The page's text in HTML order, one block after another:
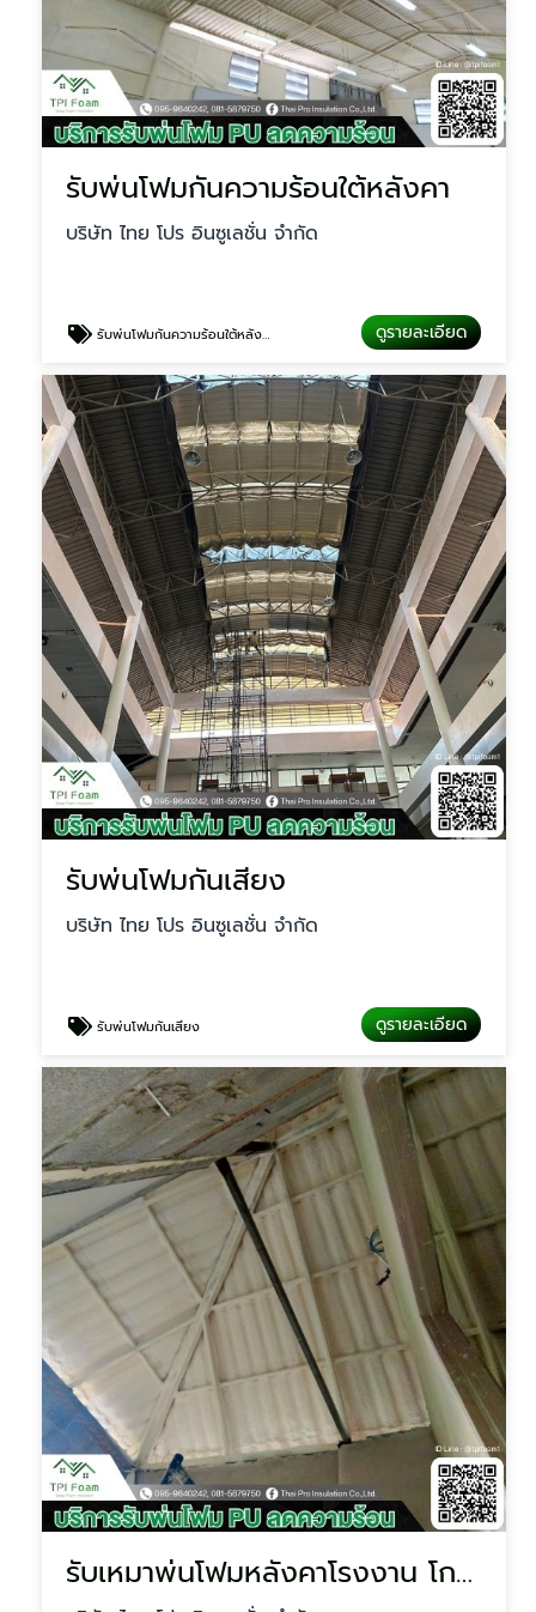
รับพ่นโฟมกันความร้อนใต้หลังคา
บริษัท ไทย โปร อินซูเลชั่น จำกัด
รับพ่นโฟมกันความร้อนใต้หลังคา ดูรายละเอียด
รับพ่นโฟมกันเสียง
บริษัท ไทย โปร อินซูเลชั่น จำกัด
รับพ่นโฟมกันเสียง ดูรายละเอียด
รับเหมาพ่นโฟมหลังคาโรงงาน โกดัง